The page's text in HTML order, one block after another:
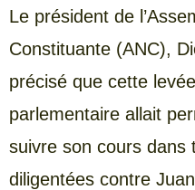
Le président de
Constituante (ANC),
précisé que cette
parlementaire allait
suivre son cours dans
diligentées contre